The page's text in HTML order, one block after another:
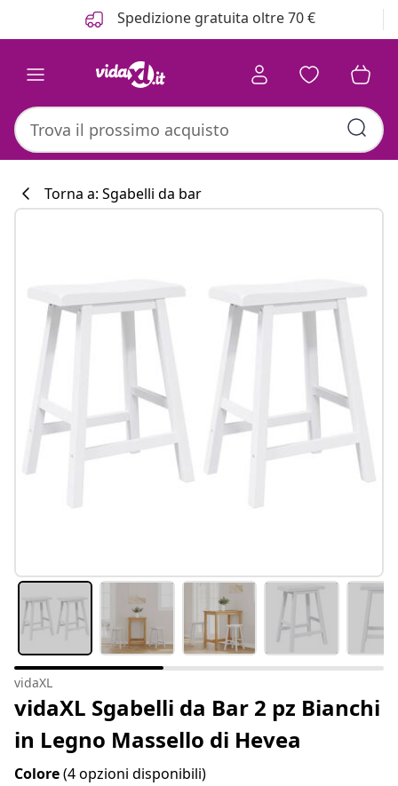
Spedizione gratuita oltre 70 €
Torna a: Sgabelli da bar
vidaXL
vidaXL Sgabelli da Bar 2 pz Bianchi
in Legno Massello di Hevea
Colore(4 opzioni disponibili)